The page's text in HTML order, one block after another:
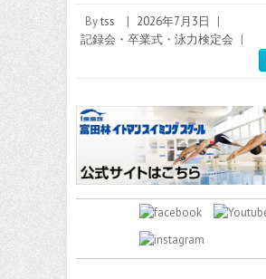
Bytss | 2026年7月3日
|
記録会・卒業式・泳力検定会 |